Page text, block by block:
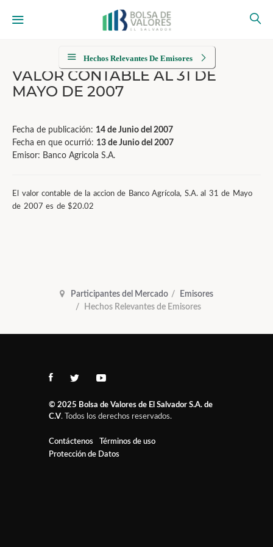
Hechos Relevantes De Emisores
VALOR CONTABLE AL 31 DE
MAYO DE 2007
Fecha de publicación: 14 de Junio del 2007
Fecha en que ocurrió: 13 de Junio del 2007
Emisor: Banco Agricola S.A.
El valor contable de la accion de Banco Agrícola, S.A. al 31 de Mayo
de 2007 es de $20.02
Participantes del Mercado
Emisores
Hechos Relevantes de Emisores
© 2025 Bolsa de Valores de El Salvador S.A. de
C.V. Todos los derechos reservados.
Contáctenos
Términos de uso
Protección de Datos